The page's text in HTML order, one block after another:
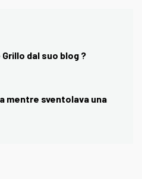
dal suo blog ?
mentre sventolava una